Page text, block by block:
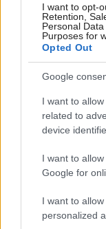
I want to opt-
Retention,
Personal
Purposes for
Opted Out
Google
I want to
related to
device
I want to
Google for
I want to
personalized